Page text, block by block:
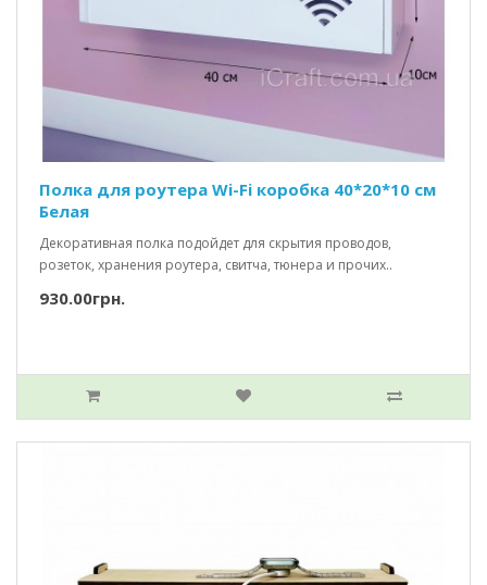
Полка для роутера Wi-Fi коробка 40*20*10 см
Белая
Декоративная полка подойдет для скрытия проводов,
розеток, хранения роутера, свитча, тюнера и прочих..
930.00грн.